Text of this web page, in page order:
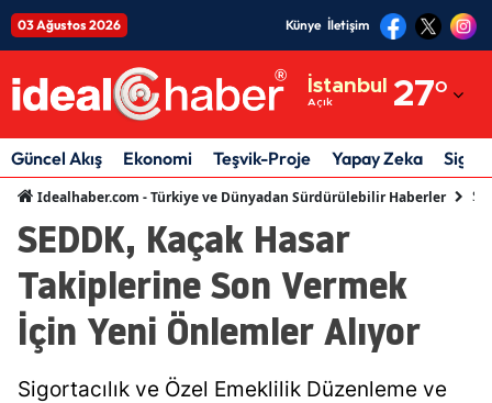
03 Ağustos 2026 Künye İletişim
İstanbul
Açık 27°
Adıyaman
Afyonkarahisar
Ağrı
Amasya
Ankara
Antalya
Artvin
Güncel Akış Ekonomi Teşvik-Proje Yapay Zeka
Idealhaber.com - Türkiye ve Dünyadan Sürdürülebilir Haberler
SEDDK, Kaçak Hasar
Takiplerine Son Vermek
İçin Yeni Önlemler Alıyor
Sigortacılık ve Özel Emeklilik Düzenleme ve